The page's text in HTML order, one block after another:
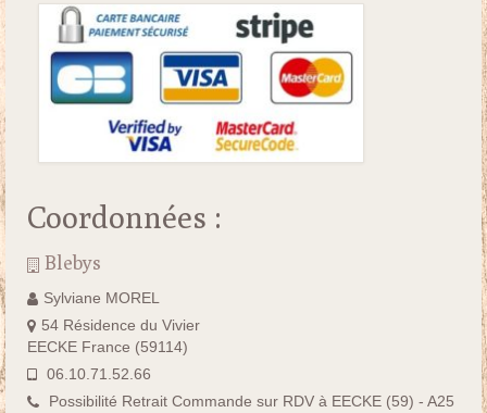
Coordonnées :
Blebys
Sylviane MOREL
54 Résidence du Vivier
EECKE France (59114)
06.10.71.52.66
Possibilité Retrait Commande sur RDV à EECKE (59) - A25